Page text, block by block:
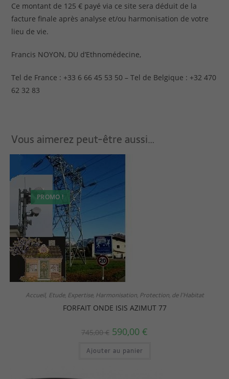
Ce montant de 125 € payé via ce site sera déduit de la
facture finale après analyse et/ou harmonisation de votre
lieu de vie.
Francis NOYON, DU d’Ethnomédecine,
Tel de France : +33 6 66 45 53 50 – Tel de Belgique : +32 470
62 32 83
Vous aimerez peut-être aussi…
PROMO !
Accueil, Etude, Expertise, Harmonisation, Protection, de l'Habitat
FORFAIT ONDE ISIS AZIMUT 77
745,00€ 590,00 €
Ajouter au panier